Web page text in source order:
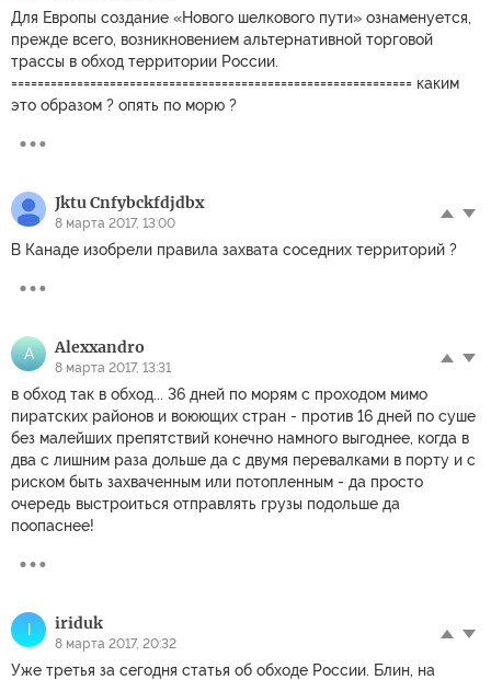
Для Европы создание «Нового шелкового пути» ознаменуется,
прежде всего, возникновением альтернативной торговой
трассы в обход территории России.
============================================================= каким
это образом ? опять по морю ?
Jktu Cnfybckfdjdbx
8 марта 2017, 13:00
В Канаде изобрели правила захвата соседних территорий ?
A Alexxandro
8 марта 2017, 13:31
в обход так в обход... 36 дней по морям с проходом мимо
пиратских районов и воюющих стран - против 16 дней по суше
без малейших препятствий конечно намного выгоднее, когда в
два с лишним раза дольше да с двумя перевалками в порту и с
риском быть захваченным или потопленным - да просто
очередь выстроиться отправлять грузы подольше да
поопаснее!
I iriduk
8 марта 2017, 20:32
Уже третья за сегодня статья об обходе России. Блин, на